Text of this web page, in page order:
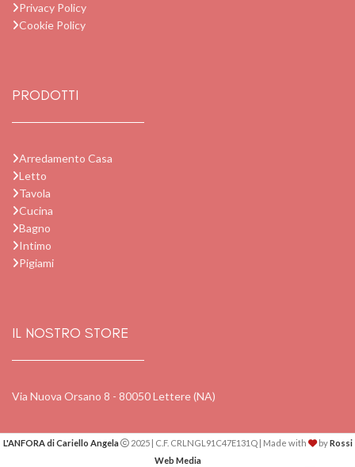
Privacy Policy
Cookie Policy
PRODOTTI
Arredamento Casa
Letto
Tavola
Cucina
Bagno
Intimo
Pigiami
IL NOSTRO STORE
Via Nuova Orsano 8 - 80050 Lettere (NA)
L'ANFORA di Cariello Angela 2025 | C.F. CRLNGL91C47E131Q | Made with byRossi
Web Media